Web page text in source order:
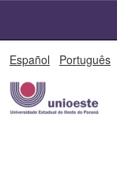
Español Português